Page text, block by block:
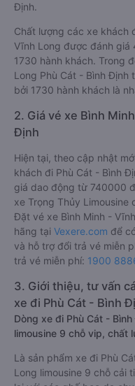
Định.
Chất lượng các xe khách
Vĩnh Long được đánh
1730 hành khách. Trong
Long Phù Cát - Bình
bởi 1730 hành khách là
2. Giá vé xe Bình
Định
Hiện tại, theo cập nhật
khách đi Phù Cát - Bình
giá dao động từ 740000
xe Trọng Thủy
Đặt vé xe Bình Minh -
hãng tại Vexere.com để
và hỗ trợ đổi trả vé miễn
trả vé miễn phí: 1900
3. Giới thiệu, tư vấn
xe đi Phù Cát - Bình
Dòng xe đi Phù Cát -
limousine 9 chỗ vip, chất
Là sản phẩm xe đi Phù
Long limousine 9 chỗ cải